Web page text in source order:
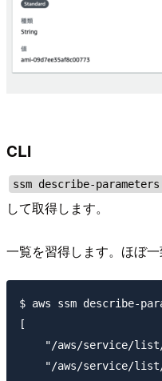
CLI
ssm describe-parameters
して取得します。
一覧を習得します。ほぼ一
$ aws ssm describe-
[
"/aws/service/
"/aws/service/